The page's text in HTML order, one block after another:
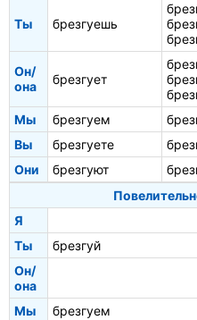
Ты брезгуешь
Он/
она
брезгует
Мы
брезгуем
Вы
брезгуете
Они
брезгуют
Я
Ты
брезгуй
Он/
она
Мы
брезгуем